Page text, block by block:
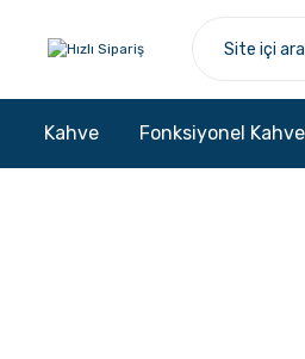
Kahve Fonksiyonel